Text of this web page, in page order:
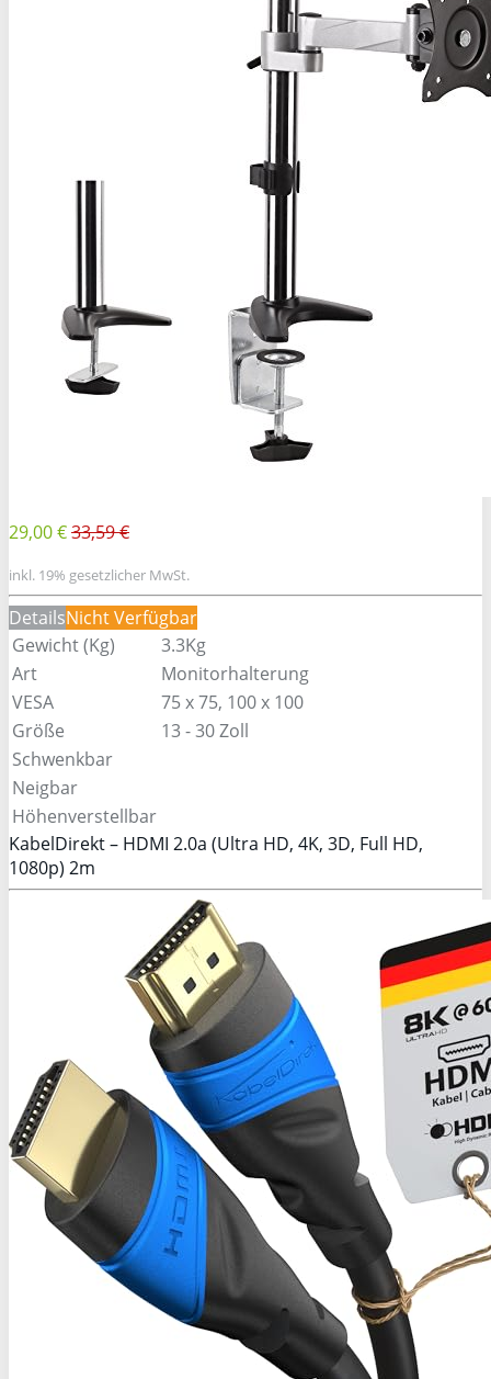
29,00 €33,59 €
inkl. 19% gesetzlicher MwSt.
DetailsNicht Verfügbar
Gewicht (Kg)
3.3Kg
Art
Monitorhalterung
VESA
75 x 75, 100 x 100
Größe
13 - 30 Zoll
Schwenkbar
Neigbar
Höhenverstellbar
KabelDirekt – HDMI 2.0a (Ultra HD, 4K, 3D, Full HD,
1080p) 2m